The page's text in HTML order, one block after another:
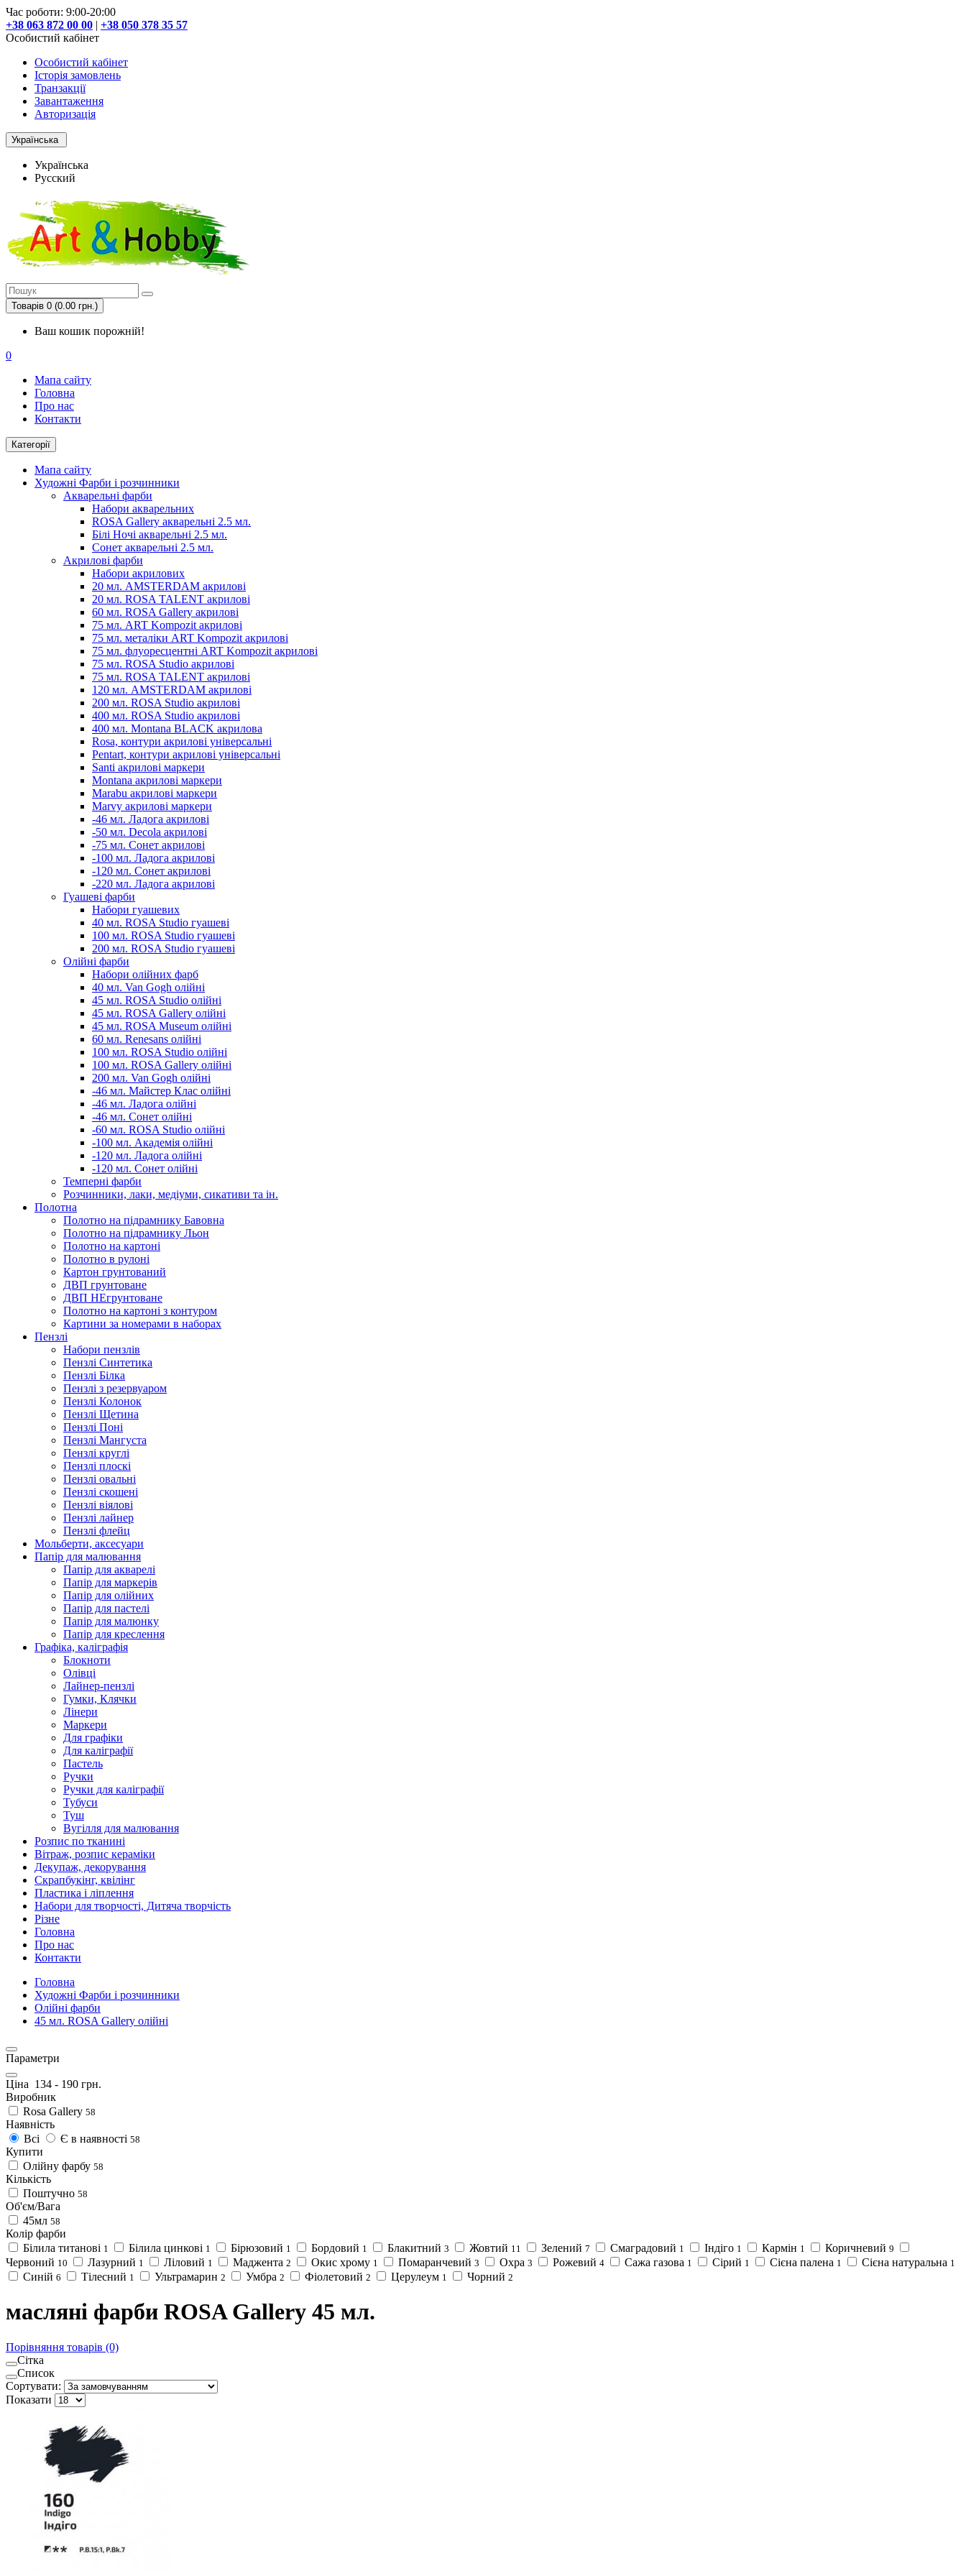
Час роботи: 9:00-20:00
+38 063 872 00 00 | +38 050 378 35 57
Особистий кабінет
Особистий кабінет
Історія замовлень
Транзакції
Завантаження
Авторизація
Українська
Українська
Русский
Товарів 0 (0.00 грн.)
Ваш кошик порожній!
0
Мапа сайту
Головна
Про нас
Контакти
Категорії
Мапа сайту
Художні Фарби і розчинники
Акварельні фарби
Набори акварельних
ROSA Gallery акварельні 2.5 мл.
Білі Ночі акварельні 2.5 мл.
Сонет акварельні 2.5 мл.
Акрилові фарби
Набори акрилових
20 мл. AMSTERDAM акрилові
20 мл. ROSA TALENT акрилові
60 мл. ROSA Gallery акрилові
75 мл. ART Kompozit акрилові
75 мл. металіки ART Kompozit акрилові
75 мл. флуоресцентні ART Kompozit акрилові
75 мл. ROSA Studio акрилові
75 мл. ROSA TALENT акрилові
120 мл. AMSTERDAM акрилові
200 мл. ROSA Studio акрилові
400 мл. ROSA Studio акрилові
400 мл. Montana BLACK акрилова
Rosa, контури акрилові універсальні
Pentart, контури акрилові універсальні
Santi акрилові маркери
Montana акрилові маркери
Marabu акрилові маркери
Marvy акрилові маркери
-46 мл. Ладога акрилові
-50 мл. Decola акрилові
-75 мл. Сонет акрилові
-100 мл. Ладога акрилові
-120 мл. Сонет акрилові
-220 мл. Ладога акрилові
Гуашеві фарби
Набори гуашевих
40 мл. ROSA Studio гуашеві
100 мл. ROSA Studio гуашеві
200 мл. ROSA Studio гуашеві
Олійні фарби
Набори олійних фарб
40 мл. Van Gogh олійні
45 мл. ROSA Studio олійні
45 мл. ROSA Gallery олійні
45 мл. ROSA Museum олійні
60 мл. Renesans олійні
100 мл. ROSA Studio олійні
100 мл. ROSA Gallery олійні
200 мл. Van Gogh олійні
-46 мл. Майстер Клас олійні
-46 мл. Ладога олійні
-46 мл. Сонет олійні
-60 мл. ROSA Studio олійні
-100 мл. Академія олійні
-120 мл. Ладога олійні
-120 мл. Сонет олійні
Темперні фарби
Розчинники, лаки, медіуми, сикативи та ін.
Полотна
Полотно на підрамнику Бавовна
Полотно на підрамнику Льон
Полотно на картоні
Полотно в рулоні
Картон грунтований
ДВП грунтоване
ДВП НЕгрунтоване
Полотно на картоні з контуром
Картини за номерами в наборах
Пензлі
Набори пензлів
Пензлі Синтетика
Пензлі Білка
Пензлі з резервуаром
Пензлі Колонок
Пензлі Щетина
Пензлі Поні
Пензлі Мангуста
Пензлі круглі
Пензлі плоскі
Пензлі овальні
Пензлі скошені
Пензлі віялові
Пензлі лайнер
Пензлі флейц
Мольберти, аксесуари
Папір для малювання
Папір для акварелі
Папір для маркерів
Папір для олійних
Папір для пастелі
Папір для малюнку
Папір для креслення
Графіка, каліграфія
Блокноти
Олівці
Лайнер-пензлі
Гумки, Клячки
Лінери
Маркери
Для графіки
Для каліграфії
Пастель
Ручки
Ручки для каліграфії
Тубуси
Туш
Вугілля для малювання
Розпис по тканині
Вітраж, розпис кераміки
Декупаж, декорування
Скрапбукінг, квілінг
Пластика і ліплення
Набори для творчості, Дитяча творчість
Різне
Головна
Про нас
Контакти
Головна
Художні Фарби і розчинники
Олійні фарби
45 мл. ROSA Gallery олійні
Параметри
Ціна 134 - 190 грн.
Виробник
Rosa Gallery 58
Наявність
Всі
Є в наявності 58
Купити
Олійну фарбу 58
Кількість
Поштучно 58
Об'єм/Вага
45мл 58
Колір фарби
Білила титанові 1 Білила цинкові 1 Бірюзовий 1 Бордовий 1 Блакитний 3 Жовтий 11 Зелений 7 Смаградовий 1 Індіго 1 Кармін 1 Коричневий 9
Червоний 10 Лазурний 1 Ліловий 1 Маджента 2 Окис хрому 1 Помаранчевий 3 Охра 3 Рожевий 4 Сажа газова 1 Сірий 1 Сієна палена 1 Сієна натуральна 1
Синій 6 Тілесний 1 Ультрамарин 2 Умбра 2 Фіолетовий 2 Церулеум 1 Чорний 2
масляні фарби ROSA Gallery 45 мл.
Порівняння товарів (0)
Сітка
Список
Сортувати:
Показати